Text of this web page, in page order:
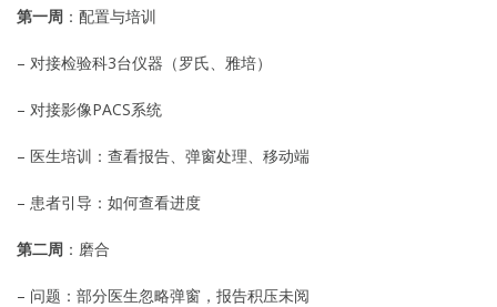
第一周 ：配置与培训
– 对接检验科3台仪器（罗氏、雅培）
– 对接影像PACS系统
– 医生培训：查看报告、弹窗处理、移动端
– 患者引导：如何查看进度
第二周 ：磨合
– 问题：部分医生忽略弹窗，报告积压未阅